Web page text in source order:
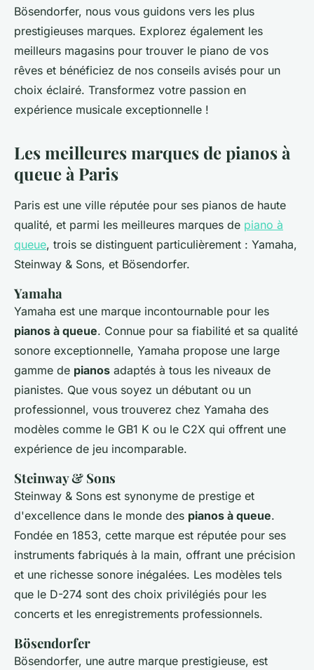
Bösendorfer, nous vous guidons vers les plus
prestigieuses marques. Explorez également les
meilleurs magasins pour trouver le piano de vos
rêves et bénéficiez de nos conseils avisés pour un
choix éclairé. Transformez votre passion en
expérience musicale exceptionnelle !
Les meilleures marques de pianos à
queue à Paris
Paris est une ville réputée pour ses pianos de haute
qualité, et parmi les meilleures marques de piano à
queue, trois se distinguent particulièrement : Yamaha,
Steinway & Sons, et Bösendorfer.
Yamaha
Yamaha est une marque incontournable pour les
pianos à queue. Connue pour sa fiabilité et sa qualité
sonore exceptionnelle, Yamaha propose une large
gamme de pianos adaptés à tous les niveaux de
pianistes. Que vous soyez un débutant ou un
professionnel, vous trouverez chez Yamaha des
modèles comme le GB1 K ou le C2X qui offrent une
expérience de jeu incomparable.
Steinway & Sons
Steinway & Sons est synonyme de prestige et
d'excellence dans le monde des pianos à queue.
Fondée en 1853, cette marque est réputée pour ses
instruments fabriqués à la main, offrant une précision
et une richesse sonore inégalées. Les modèles tels
que le D-274 sont des choix privilégiés pour les
concerts et les enregistrements professionnels.
Bösendorfer
Bösendorfer, une autre marque prestigieuse, est